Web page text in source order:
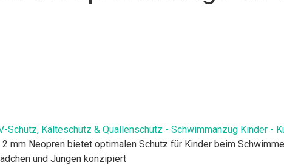
Schutz, Kälteschutz & Quallenschutz - Schwimmanzug Kinder -
mm Neopren bietet optimalen Schutz für Kinder beim
und Jungen konzipiert